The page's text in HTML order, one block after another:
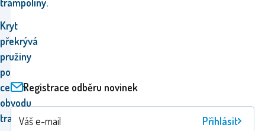
Kryt
překrývá
pružiny
po
celém
obvodu
trampolíny
Registrace odběru novinek
Přihlásit